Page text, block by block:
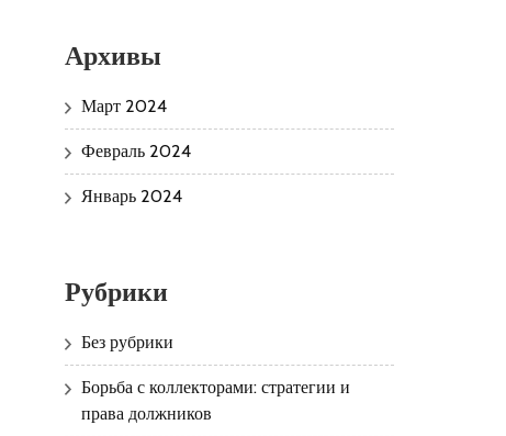
Архивы
Март 2024
Февраль 2024
Январь 2024
Рубрики
Без рубрики
Борьба с коллекторами: стратегии и
права должников